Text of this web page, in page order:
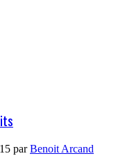
parBenoit Arcand